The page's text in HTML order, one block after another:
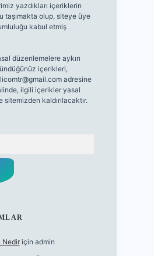
yazdıkları içeriklerin
taşımakta olup, siteye üye
kabul etmiş
düzenlemelere aykırı
içerikleri,
adresine
ilgili içerikler yasal
sitemizden kaldırılacaktır.
Nediriçin admin